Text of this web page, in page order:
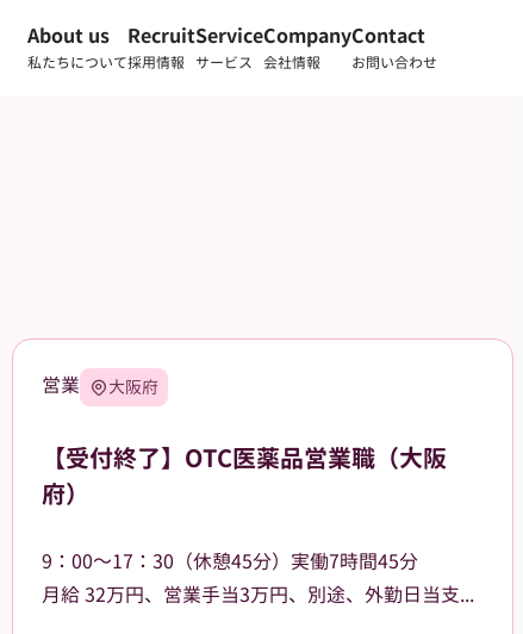
About us
私たちについて
Recruit
採用情報
Service
サービス
Company
会社情報
Contact
お問い合わせ
営業 大阪府
【受付終了】OTC医薬品営業職（大阪
府）
9：00～17：30（休憩45分）実働7時間45分
⽉給 32万円、営業⼿当3万円、別途、外勤日当支給（2,500円～/日）